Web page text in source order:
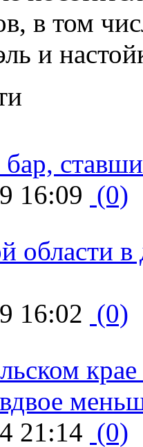
в том
и
16:09 (0)
области в
16:02 (0)
21:14 (0)